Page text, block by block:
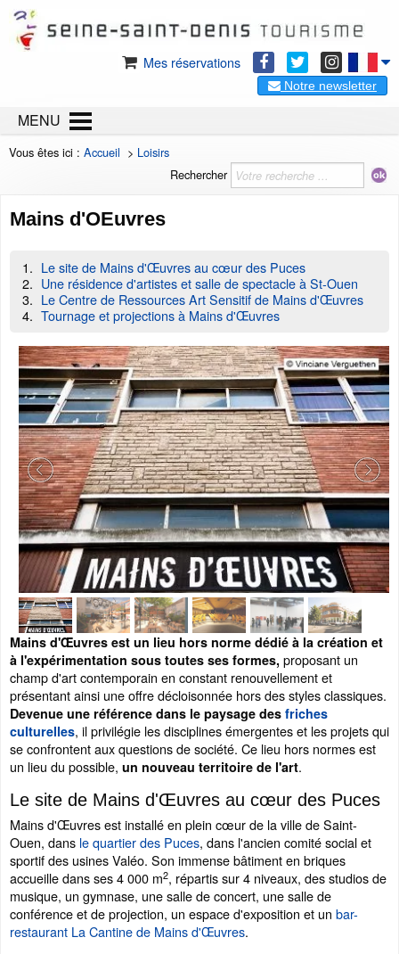
Mes réservations
Notre newsletter
MENU
Vous êtes ici : Accueil > Loisirs
Rechercher
Mains d'OEuvres
Le site de Mains d'Œuvres au cœur des Puces
Une résidence d'artistes et salle de spectacle à St-Ouen
Le Centre de Ressources Art Sensitif de Mains d'Œuvres
Tournage et projections à Mains d'Œuvres
Mains d'Œuvres est un lieu hors norme dédié à la création et
à l'expérimentation sous toutes ses formes, proposant un
champ d'art contemporain en constant renouvellement et
présentant ainsi une offre décloisonnée hors des styles classiques.
Devenue une référence dans le paysage des friches
culturelles, il privilégie les disciplines émergentes et les projets qui
se confrontent aux questions de société. Ce lieu hors normes est
un lieu du possible, un nouveau territoire de l'art.
Le site de Mains d'Œuvres au cœur des Puces
Mains d'Œuvresest installé en plein cœur de la ville de Saint-
Ouen, dans le quartierdes Puces, dans l'ancien comité social et
sportif des usines Valéo. Son immense bâtiment en briques
accueille dans ses 4 000 m2, répartis sur 4 niveaux, des studios de
musique, un gymnase, une salle de concert, une salle de
conférence et de projection, un espace d'exposition et un bar-
restaurant La Cantine de Mains d'Œuvres.